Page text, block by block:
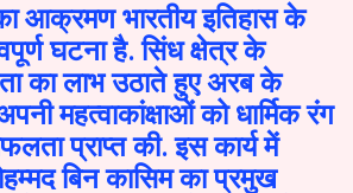
आक्रमण भारतीय इतिहास के
घटना है. सिंध क्षेत्र के
का लाभ उठाते हुए अरब के
महत्वाकांक्षाओं को धार्मिक रंग
प्राप्त की. इस कार्य में
बिन कासिम का प्रमुख